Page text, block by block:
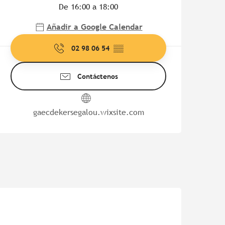
De 16:00 a 18:00
Añadir a Google Calendar
02 98 06 54 ▒▒
Contáctenos
gaecdekersegalou.wixsite.com